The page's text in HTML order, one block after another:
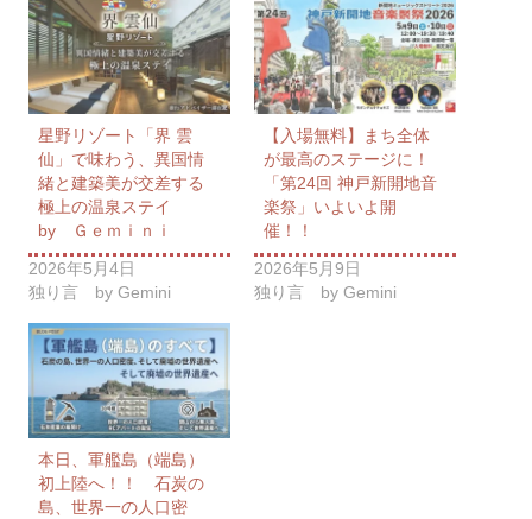
星野リゾート「界 雲
仙」で味わう、異国情
緒と建築美が交差する
極上の温泉ステイ
by Ｇｅｍｉｎｉ
2026年5月4日
独り言 by Gemini
【入場無料】まち全体
が最高のステージに！
「第24回 神戸新開地音
楽祭」いよいよ開
催！！
2026年5月9日
独り言 by Gemini
本日、軍艦島（端島）
初上陸へ！！ 石炭の
島、世界一の人口密